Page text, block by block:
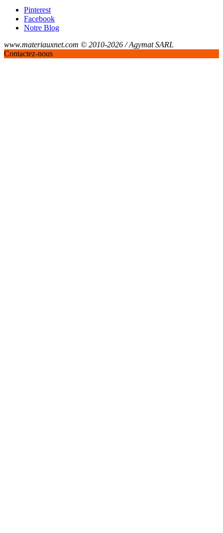
Pinterest
Facebook
Notre Blog
www.materiauxnet.com © 2010-2026 / Agymat SARL
Contactez-nous